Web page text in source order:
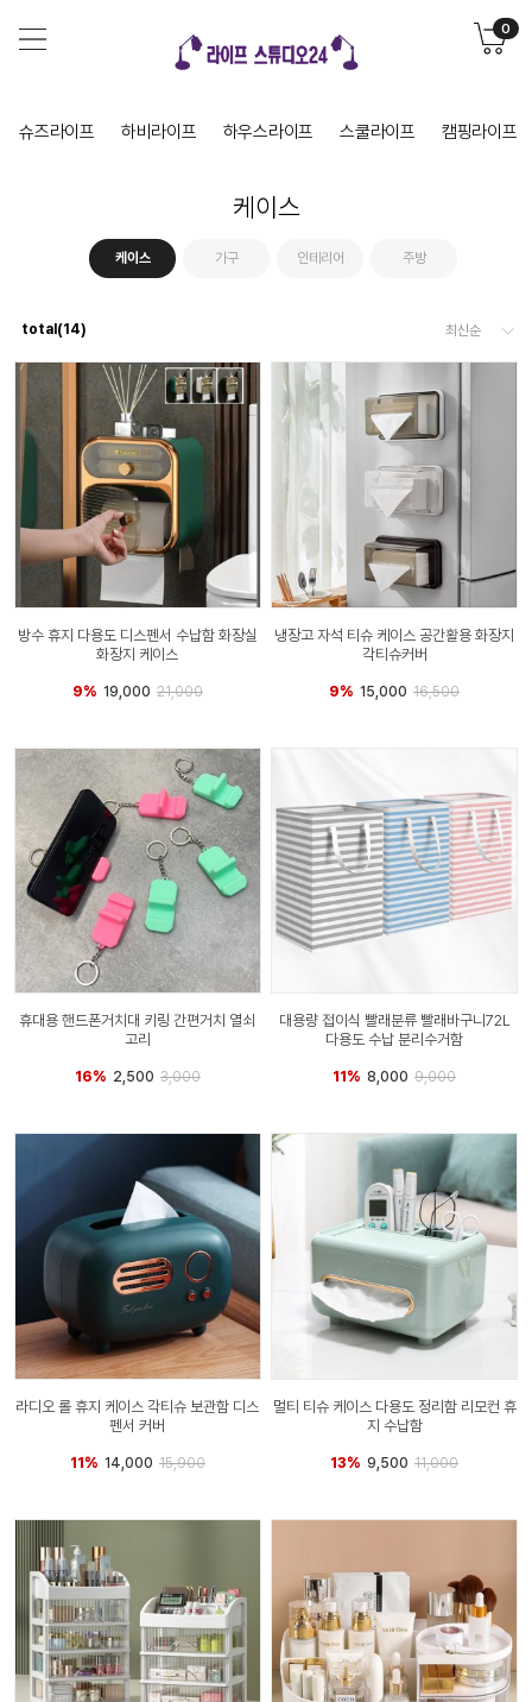
0
슈즈라이프 하비라이프 하우스라이프 스쿨라이프 캠핑라이프
케이스
케이스 가구 인테리어 주방
total(14)
방수 휴지 다용도 디스펜서 수납함 화장실
화장지 케이스
9% 19,000 21,000
냉장고 자석 티슈 케이스 공간활용 화장지
각티슈커버
9% 15,000 16,500
휴대용 핸드폰거치대 키링 간편거치 열쇠
고리
16% 2,500 3,000
대용량 접이식 빨래분류 빨래바구니72L
다용도 수납 분리수거함
11% 8,000 9,000
라디오 롤 휴지 케이스 각티슈 보관함 디스
펜서 커버
11% 14,000 15,900
멀티 티슈 케이스 다용도 정리함 리모컨 휴
지 수납함
13% 9,500 11,000